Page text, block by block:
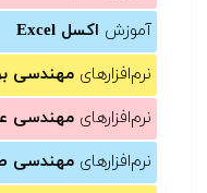
آموزش اکسل Excel
نرم‌افزارهای مهندسی
نرم‌افزارهای مهندسی
نرم‌افزارهای مهندسی